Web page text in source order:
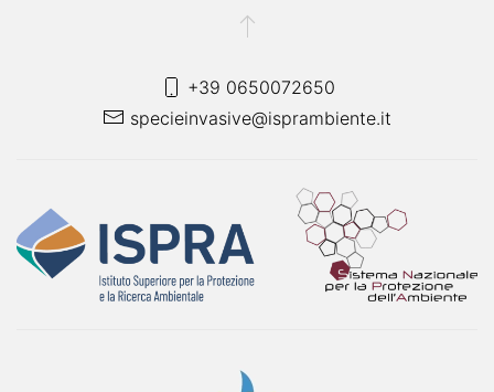
+39 0650072650
specieinvasive@isprambiente.it